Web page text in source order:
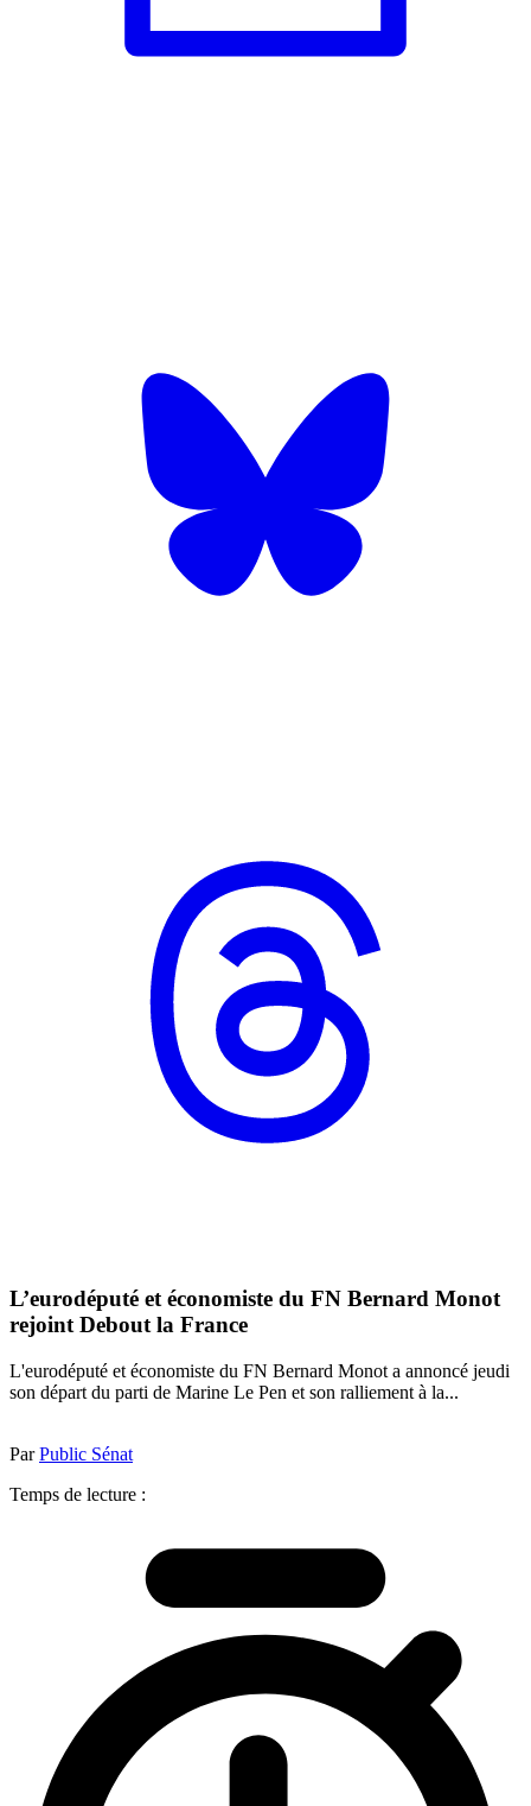
L’eurodéputé et économiste du FN Bernard Monot
rejoint Debout la France
L'eurodéputé et économiste du FN Bernard Monot a annoncé jeudi
son départ du parti de Marine Le Pen et son ralliement à la...
ParPublic Sénat
Temps de lecture :